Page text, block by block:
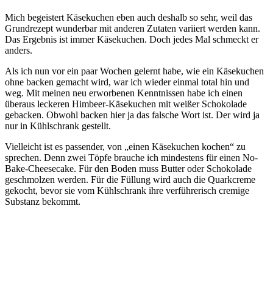
Mich begeistert Käsekuchen eben auch deshalb so sehr, weil das
Grundrezept wunderbar mit anderen Zutaten variiert werden kann.
Das Ergebnis ist immer Käsekuchen. Doch jedes Mal schmeckt er
anders.
Als ich nun vor ein paar Wochen gelernt habe, wie ein Käsekuchen
ohne backen gemacht wird, war ich wieder einmal total hin und
weg. Mit meinen neu erworbenen Kenntnissen habe ich einen
überaus leckeren Himbeer-Käsekuchen mit weißer Schokolade
gebacken. Obwohl backen hier ja das falsche Wort ist. Der wird ja
nur in Kühlschrank gestellt.
Vielleicht ist es passender, von „einen Käsekuchen kochen“ zu
sprechen. Denn zwei Töpfe brauche ich mindestens für einen No-
Bake-Cheesecake. Für den Boden muss Butter oder Schokolade
geschmolzen werden. Für die Füllung wird auch die Quarkcreme
gekocht, bevor sie vom Kühlschrank ihre verführerisch cremige
Substanz bekommt.